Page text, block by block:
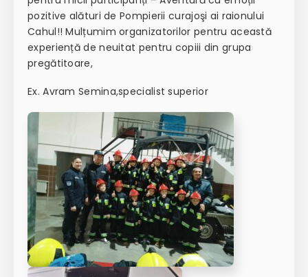
pozitive alături de Pompierii curajoşi ai raionului
Cahul!! Mulțumim organizatorilor pentru această
experiență de neuitat pentru copiii din grupa
pregătitoare,
Ex. Avram Semina,specialist superior